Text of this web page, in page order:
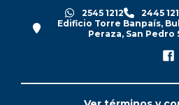
2545 1212 2445
Edificio Torre Banpaís,
Peraza, San Pedro